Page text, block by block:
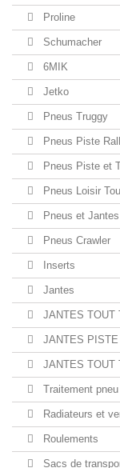
Proline
Schumacher
6MIK
Jetko
Pneus Truggy
Pneus Piste
Pneus Piste et
Pneus Loisir
Pneus et
Pneus Crawler
Inserts
Jantes
JANTES TOUT
JANTES
JANTES TOUT
Traitement pneu
Radiateurs et
Roulements
Sacs de